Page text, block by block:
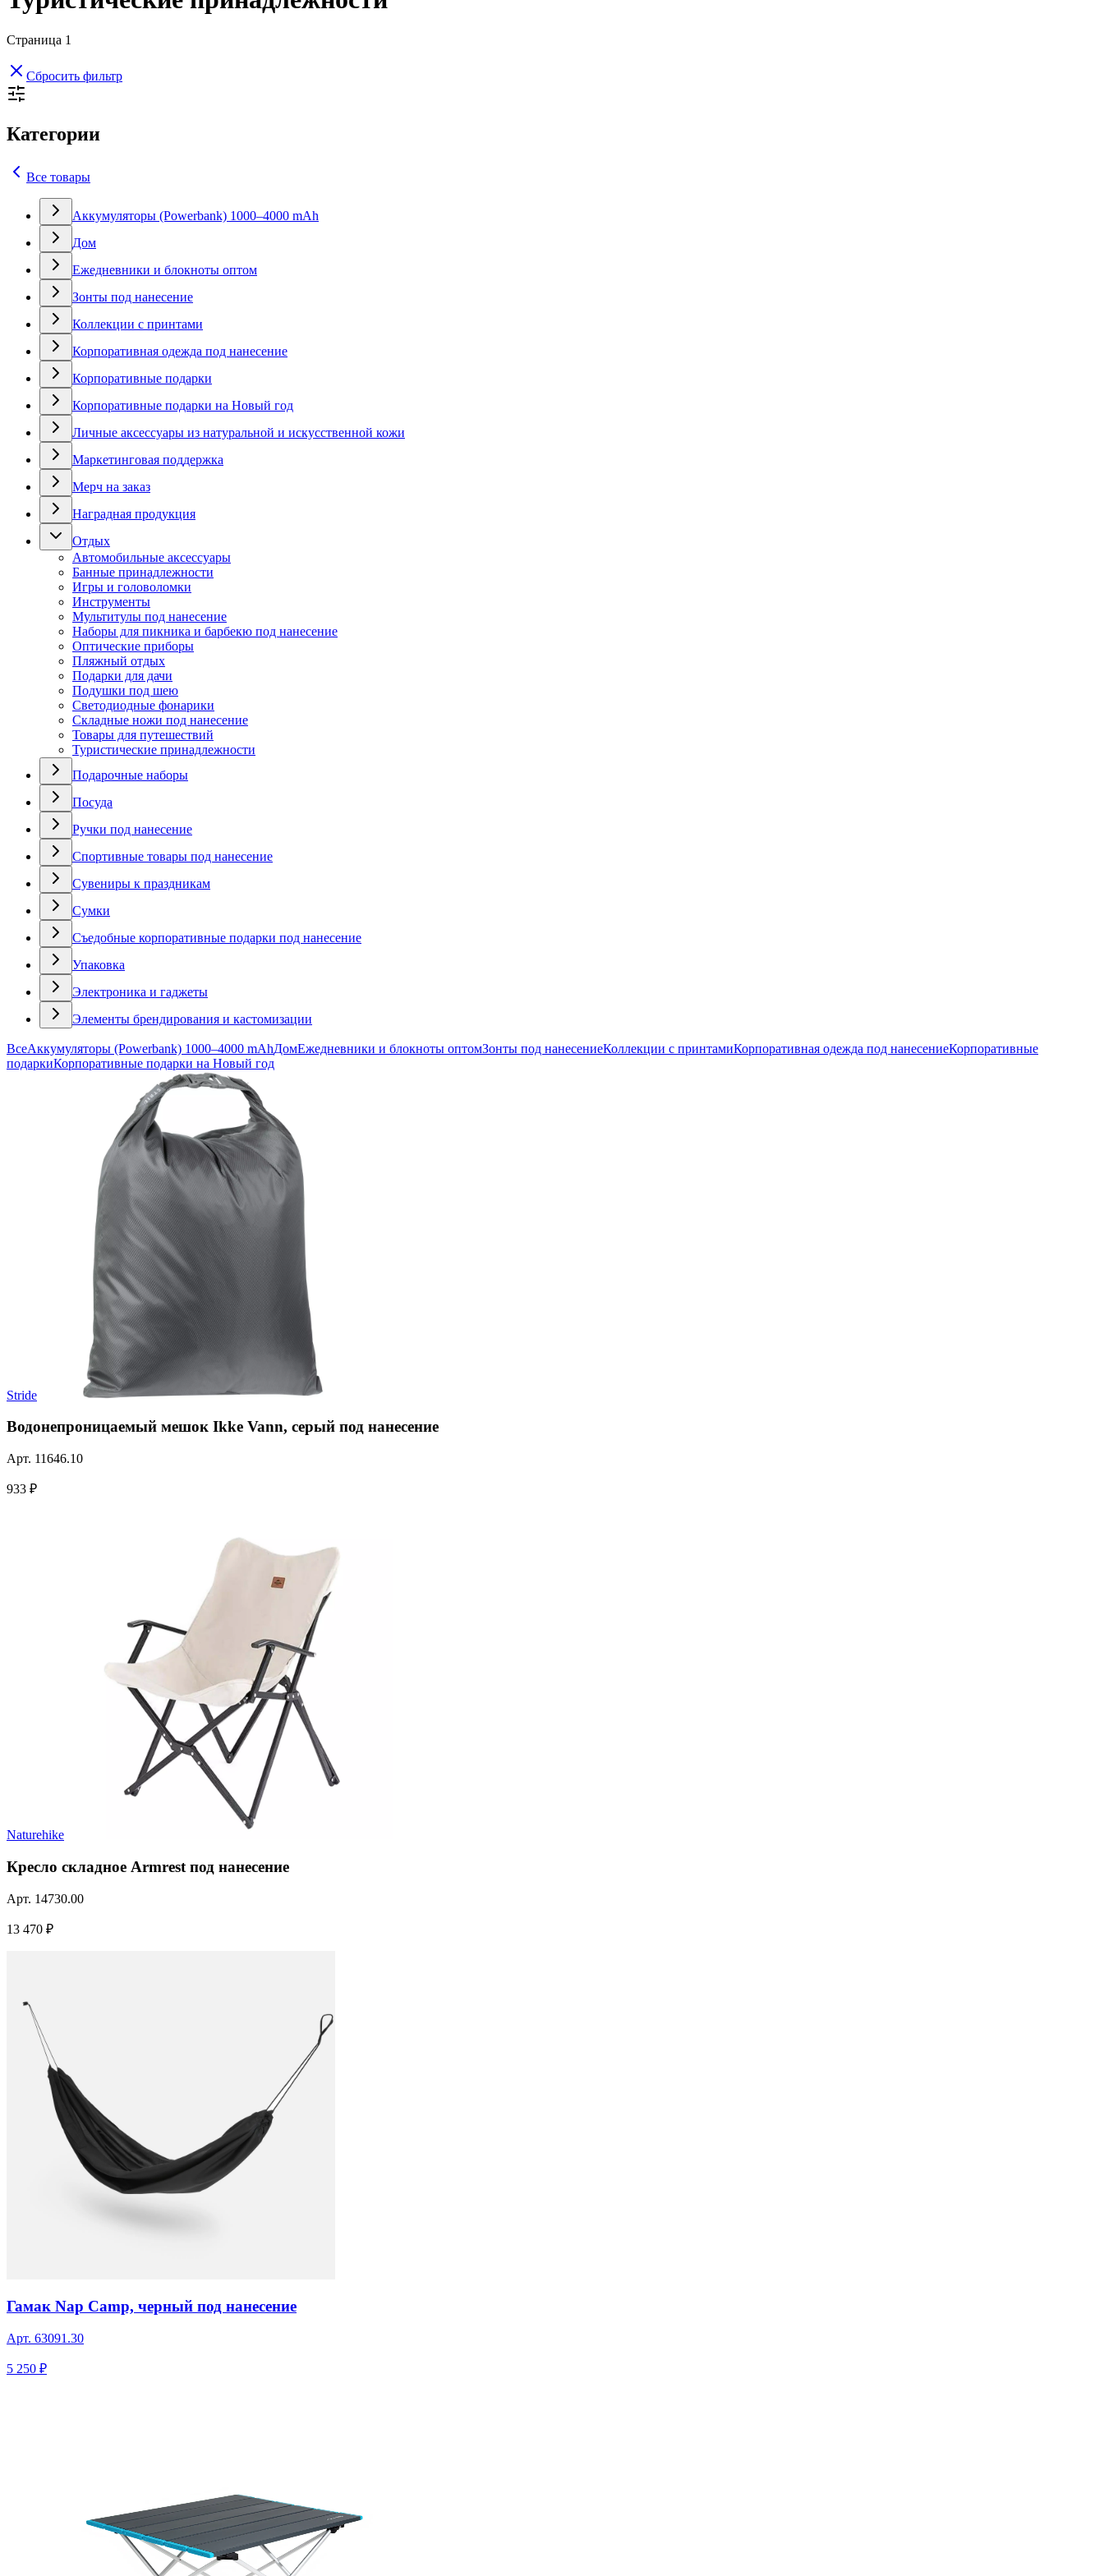
Страница 1
Сбросить фильтр
Категории
Все товары
Аккумуляторы (Powerbank) 1000–4000 mAh
Дом
Ежедневники и блокноты оптом
Зонты под нанесение
Коллекции с принтами
Корпоративная одежда под нанесение
Корпоративные подарки
Корпоративные подарки на Новый год
Личные аксессуары из натуральной и искусственной кожи
Маркетинговая поддержка
Мерч на заказ
Наградная продукция
Отдых
Автомобильные аксессуары
Банные принадлежности
Игры и головоломки
Инструменты
Мультитулы под нанесение
Наборы для пикника и барбекю под нанесение
Оптические приборы
Пляжный отдых
Подарки для дачи
Подушки под шею
Светодиодные фонарики
Складные ножи под нанесение
Товары для путешествий
Туристические принадлежности
Подарочные наборы
Посуда
Ручки под нанесение
Спортивные товары под нанесение
Сувениры к праздникам
Сумки
Съедобные корпоративные подарки под нанесение
Упаковка
Электроника и гаджеты
Элементы брендирования и кастомизации
ВсеАккумуляторы (Powerbank) 1000–4000 mAhДомЕжедневники и блокноты оптомЗонты под нанесениеКоллекции с принтамиКорпоративная одежда под нанесениеКорпоративные
подаркиКорпоративные подарки на Новый год
Stride
Водонепроницаемый мешок Ikke Vann, серый под нанесение
Арт. 11646.10
933 ₽
Naturehike
Кресло складное Armrest под нанесение
Арт. 14730.00
13 470 ₽
Гамак Nap Camp, черный под нанесение
Арт. 63091.30
5 250 ₽